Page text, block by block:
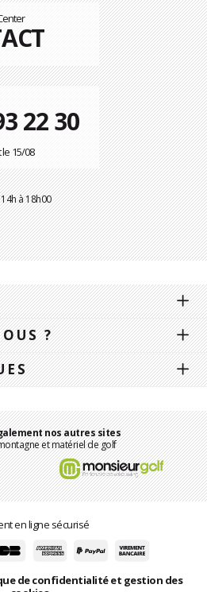
22 30
15/08
à 18h00
?
nos autres sites
et matériel de golf
en ligne sécurisé
de confidentialité et gestion des